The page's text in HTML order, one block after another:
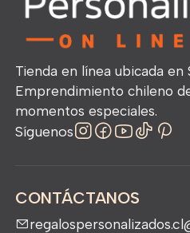
Tienda en línea ubicada en
Emprendimiento chileno
momentos especiales.
Síguenos
CONTÁCTANOS